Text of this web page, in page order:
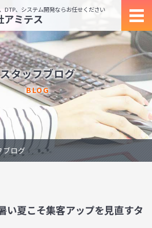
DTP、システム開発ならお任せください
アミテス
スタッフブログ
BLOG
ブログ
い夏こそ集客アップを見直すタ